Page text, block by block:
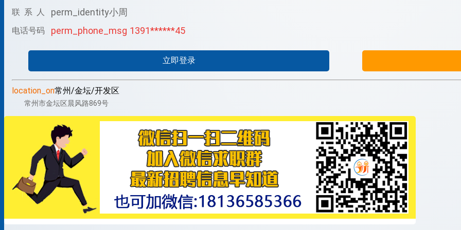
联 系 人 perm_identity小周
电话号码 perm_phone_msg 1391******45
立即登录
location_on常州/金坛/开发区
常州市金坛区晨风路869号